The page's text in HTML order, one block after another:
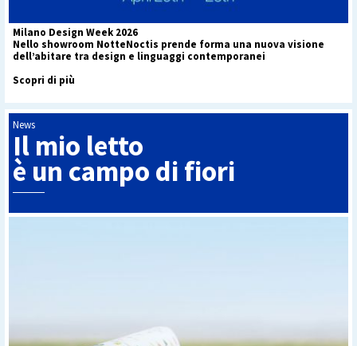
Milano Design Week 2026
Nello showroom NotteNoctis prende forma una nuova visione
dell’abitare tra design e linguaggi contemporanei
Scopri di più
News
Il mio letto
è un campo di fiori